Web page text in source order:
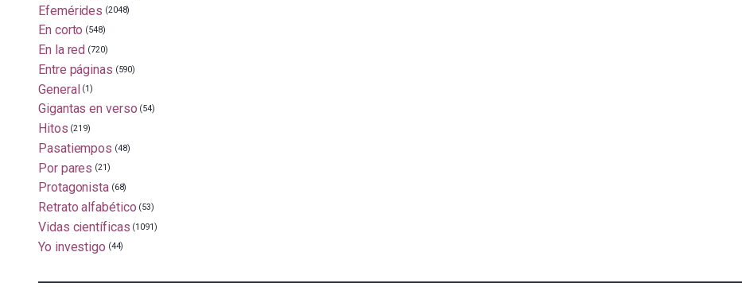
Efemérides (2048)
En corto (548)
En la red (720)
Entre páginas (590)
General (1)
Gigantas en verso (54)
Hitos (219)
Pasatiempos (48)
Por pares (21)
Protagonista (68)
Retrato alfabético (53)
Vidas científicas (1091)
Yo investigo (44)